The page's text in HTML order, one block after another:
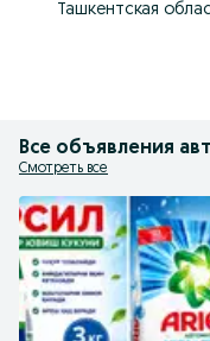
Ташкентская
Все объявления
Смотреть все